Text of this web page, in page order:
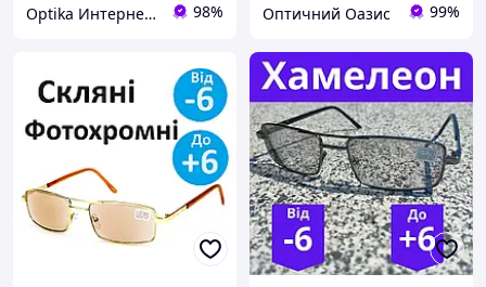
Optika Интернет Магазин 98% Оптичний Оазис 99%